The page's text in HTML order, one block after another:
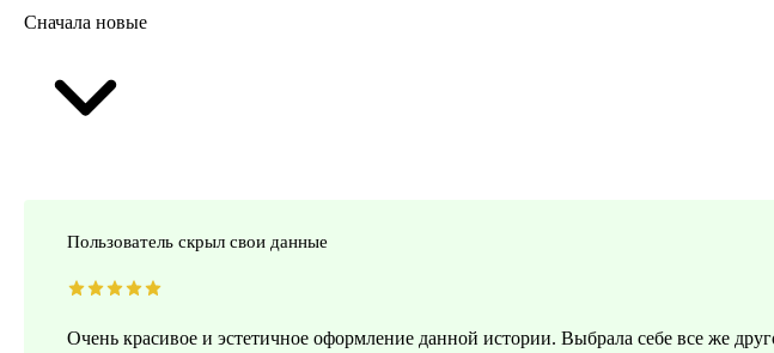
Сначала новые
Пользователь скрыл свои данные
Очень красивое и эстетичное оформление данной истории. Выбрала себе все же